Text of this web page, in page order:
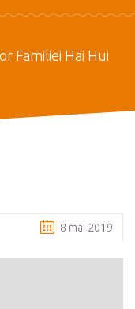
Familiei Hai Hui
8 mai 2019